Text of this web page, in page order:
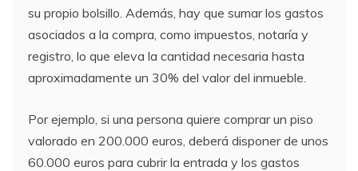
su propio bolsillo. Además, hay que sumar los gastos
asociados a la compra, como impuestos, notaría y
registro, lo que eleva la cantidad necesaria hasta
aproximadamente un 30% del valor del inmueble.
Por ejemplo, si una persona quiere comprar un piso
valorado en 200.000 euros, deberá disponer de unos
60.000 euros para cubrir la entrada y los gastos